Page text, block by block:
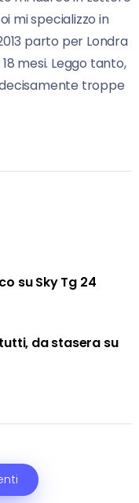
mi specializzo in
parto per Londra
mesi. Leggo tanto,
troppe
su Sky Tg 24
da stasera su